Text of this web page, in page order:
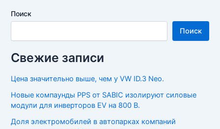
Поиск
Поиск
Свежие записи
Цена значительно выше, чем у VW ID.3 Neo.
Новые компаунды PPS от SABIC изолируют силовые
модули для инверторов EV на 800 В.
Доля электромобилей в автопарках компаний